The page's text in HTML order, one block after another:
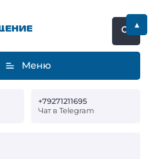
Меню
+79271211695
Чат в Telegram
▲